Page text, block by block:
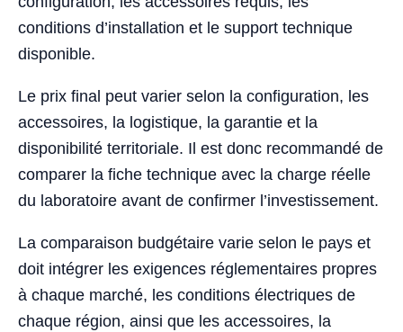
conditions d’installation et le support technique
disponible.
Le prix final peut varier selon la configuration, les
accessoires, la logistique, la garantie et la
disponibilité territoriale. Il est donc recommandé de
comparer la fiche technique avec la charge réelle
du laboratoire avant de confirmer l’investissement.
La comparaison budgétaire varie selon le pays et
doit intégrer les exigences réglementaires propres
à chaque marché, les conditions électriques de
chaque région, ainsi que les accessoires, la